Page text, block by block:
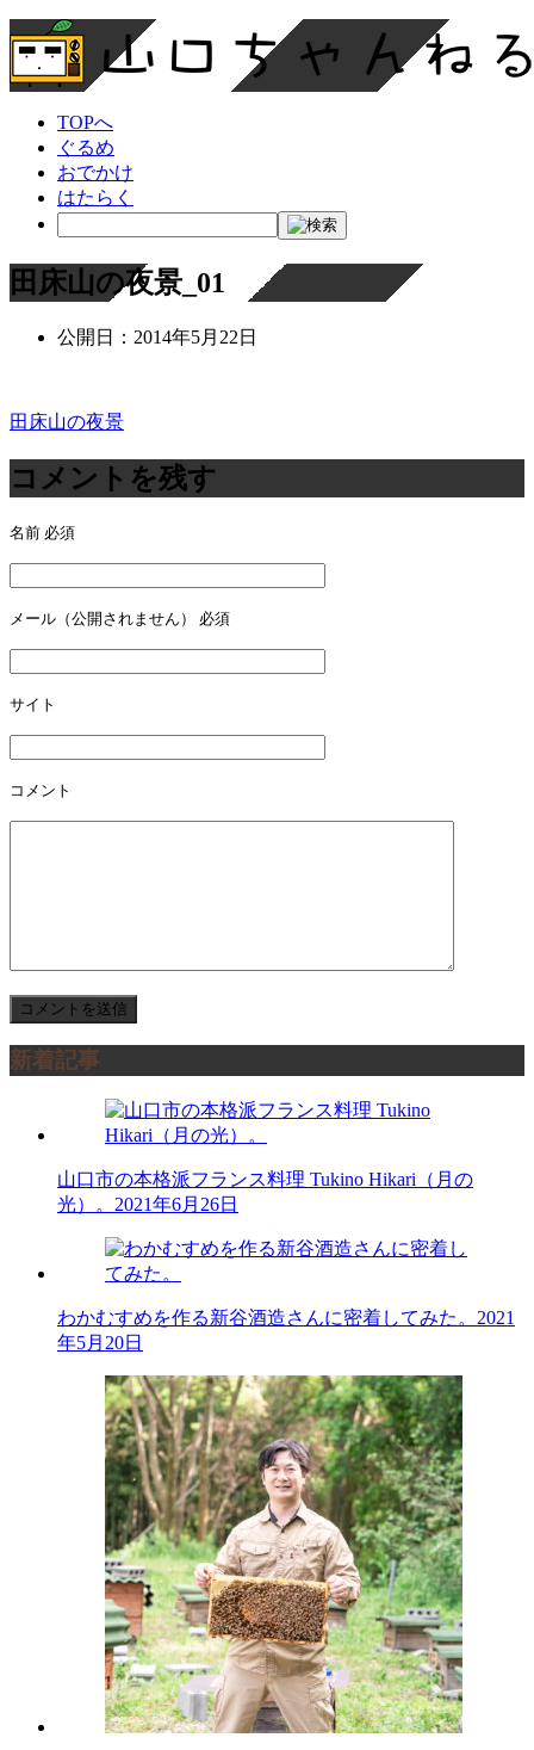
TOPへ
ぐるめ
おでかけ
はたらく
田床山の夜景_01
公開日： 2014年5月22日
投
稿
ナ
ビ
ゲ
ー
シ
ョ
ン
田床山の夜景
コメントを残す
名前 必須
メール（公開されません） 必須
サイト
コメント
新着記事
山口市の本格派フランス料理 Tukino Hikari（月の
光）。 2021年6月26日
わかむすめを作る新谷酒造さんに密着してみた。 2021
年5月20日